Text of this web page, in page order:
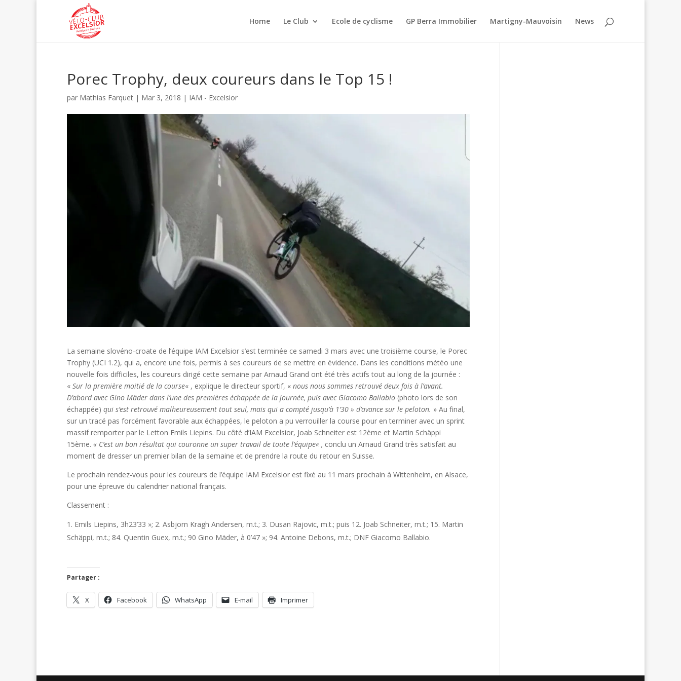
Home Le Club Ecole de cyclisme GP Berra Immobilier Martigny-Mauvoisin News
Porec Trophy, deux coureurs dans le Top 15 !
par Mathias Farquet | Mar 3, 2018 | IAM - Excelsior
La semaine slovéno-croate de l’équipe IAM Excelsior s’est terminée ce samedi 3 mars avec une troisième course, le Porec
Trophy (UCI 1.2), qui a, encore une fois, permis à ses coureurs de se mettre en évidence. Dans les conditions météo une
nouvelle fois difficiles, les coureurs dirigé cette semaine par Arnaud Grand ont été très actifs tout au long de la journée :
« Sur la première moitié de la course« , explique le directeur sportif, « nous nous sommes retrouvé deux fois à l’avant.
D’abord avec Gino Mäder dans l’une des premières échappée de la journée, puis avec Giacomo Ballabio (photo lors de son
échappée) qui s’est retrouvé malheureusement tout seul, mais qui a compté jusqu’à 1’30 » d’avance sur le peloton. » Au final,
sur un tracé pas forcément favorable aux échappées, le peloton a pu verrouiller la course pour en terminer avec un sprint
massif remporter par le Letton Emils Liepins. Du côté d’IAM Excelsior, Joab Schneiter est 12ème et Martin Schäppi
15ème. « C’est un bon résultat qui couronne un super travail de toute l’équipe« , conclu un Arnaud Grand très satisfait au
moment de dresser un premier bilan de la semaine et de prendre la route du retour en Suisse.
Le prochain rendez-vous pour les coureurs de l’équipe IAM Excelsior est fixé au 11 mars prochain à Wittenheim, en Alsace,
pour une épreuve du calendrier national français.
Classement :
Emils Liepins, 3h23’33 »; 2. Asbjorn Kragh Andersen, m.t.; 3. Dusan Rajovic, m.t.; puis 12. Joab Schneiter, m.t.; 15. Martin
Schäppi, m.t.; 84. Quentin Guex, m.t.; 90 Gino Mäder, à 0’47 »; 94. Antoine Debons, m.t.; DNF Giacomo Ballabio.
Partager :
X Facebook WhatsApp E-mail Imprimer